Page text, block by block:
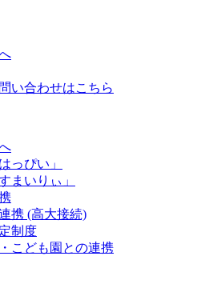
い合わせはこちら
っぴい」
まいりぃ」
携 (高大接続)
制度
こども園との連携